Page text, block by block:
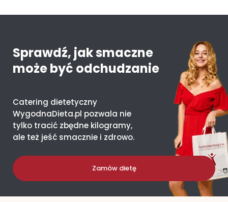
Sprawdź, jak smaczne
może być odchudzanie
Catering dietetyczny
WygodnaDieta.pl pozwala nie
tylko tracić zbędne kilogramy,
ale też jeść smacznie i zdrowo.
Zamów dietę